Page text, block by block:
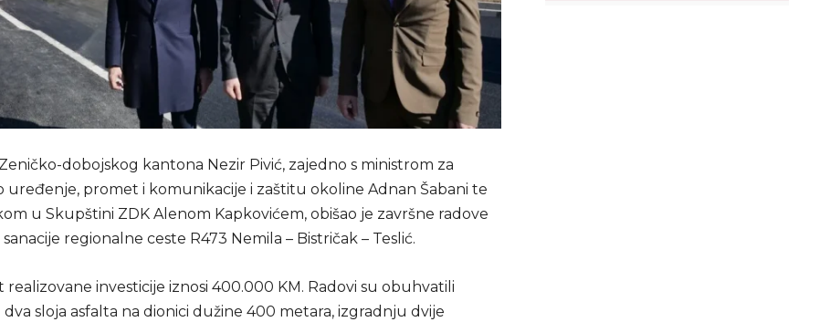
dobojskog kantona Nezir Pivić, zajedno s ministrom za
uređenje, promet i komunikacije i zaštitu okoline Adnan Šabani te
u Skupštini ZDK Alenom Kapkovićem, obišao je završne radove
regionalne ceste R473 Nemila – Bistričak – Teslić.
realizovane investicije iznosi 400.000 KM. Radovi su obuhvatili
sloja asfalta na dionici dužine 400 metara, izgradnju dvije